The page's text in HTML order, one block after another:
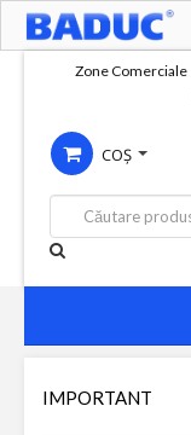
Compania
Servicii
Productie
Contact
Zone Comerciale
COȘ
IMPORTANT